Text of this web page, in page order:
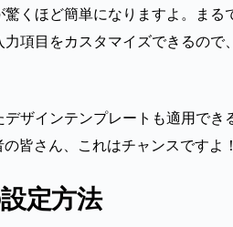
くほど簡単になりますよ。ま
項目をカスタマイズできるの
ザインテンプレートも適用で
皆さん、これはチャンスですよ！
定方法